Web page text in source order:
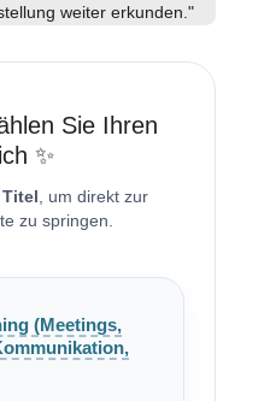
weiter erkunden."
Sie Ihren
✨
Titel , um direkt zur
zu springen.
(Meetings,